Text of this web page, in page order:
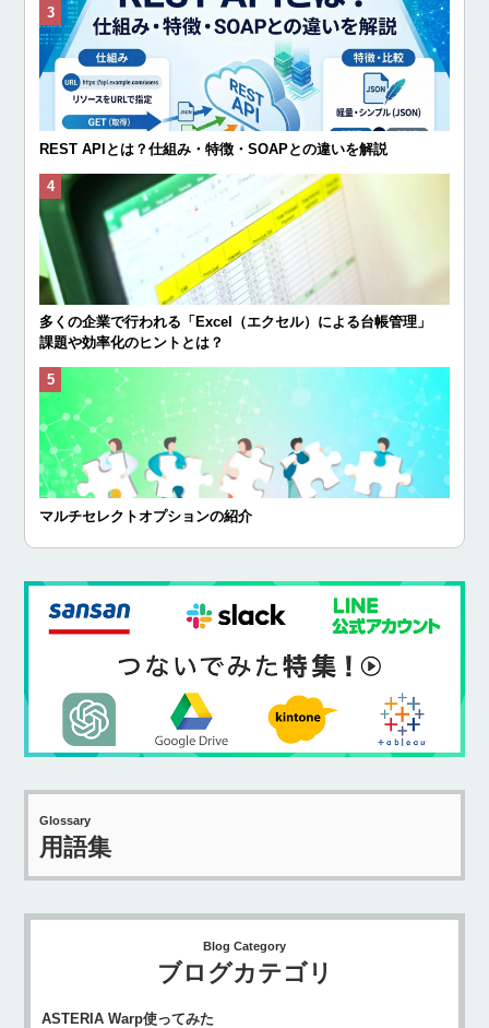
REST APIとは？仕組み・特徴・SOAPとの違いを解説
多くの企業で行われる「Excel（エクセル）による台帳管理」
課題や効率化のヒントとは？
マルチセレクトオプションの紹介
Glossary
用語集
Blog Category
ブログカテゴリ
ASTERIA Warp使ってみた